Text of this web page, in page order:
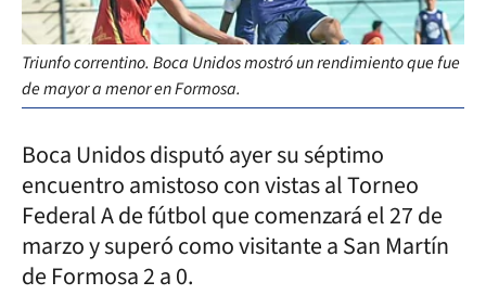
Triunfo correntino. Boca Unidos mostró un rendimiento que fue
de mayor a menor en Formosa.
Boca Unidos disputó ayer su séptimo
encuentro amistoso con vistas al Torneo
Federal A de fútbol que comenzará el 27 de
marzo y superó como visitante a San Martín
de Formosa 2 a 0.